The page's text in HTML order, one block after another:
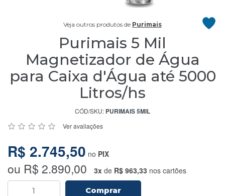
Atendimento
9151-
4051
WhatsApp
Envie-
uma
mensagem
Veja outros produtos de Purimais
Purimais 5 Mil
Magnetizador de Água
para Caixa d'Água até 5000
Litros/hs
CÓD/SKU: PURIMAIS 5MIL
Ver avaliações
R$ 2.745,50 no PIX
ou R$ 2.890,00 3x de R$ 963,33 nos cartões
Comprar